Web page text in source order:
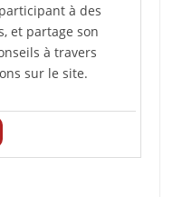
à des
et partage son
à travers
sur le site.